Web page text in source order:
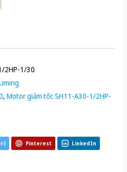
2HP-1/30
, Motor giảm tốc SH11-A30-1/2HP-
Pinterest LinkedIn